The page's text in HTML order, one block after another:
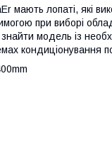
мають лопаті, які
при виборі
модель із
кондиціонування